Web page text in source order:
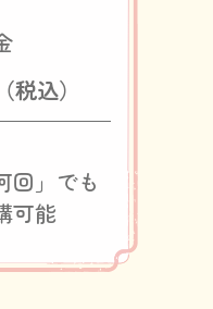
税込）
回」でも
可能